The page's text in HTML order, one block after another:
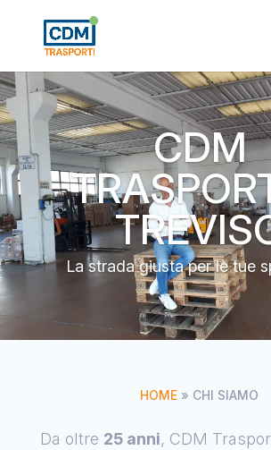
CDM
La strada giusta per le tue
HOME » CHI SIAMO
Da oltre 25 anni, CDM